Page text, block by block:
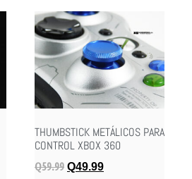
THUMBSTICK METÁLICOS PARA
CONTROL XBOX 360
Q59.99 Q49.99